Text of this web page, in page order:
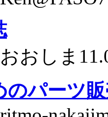
おしま
のパーツ